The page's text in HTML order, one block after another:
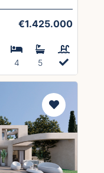
€1.425.000
4 5